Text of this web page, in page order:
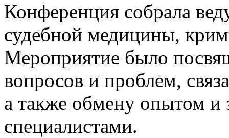
Конференция собрала
судебной медицины,
Мероприятие было
вопросов и проблем,
а также обмену опытом и
специалистами.